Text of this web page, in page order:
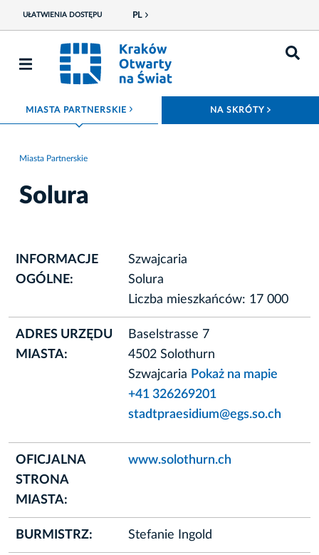
UŁATWIENIA DOSTĘPU PL
MIASTA PARTNERSKIE ROZWIŃ MENU NA SKRÓTY
Miasta Partnerskie
Solura
INFORMACJE
OGÓLNE:
Szwajcaria
Solura
Liczba mieszkańców: 17 000
ADRES URZĘDU
MIASTA:
Baselstrasse 7
4502 Solothurn
Szwajcaria Pokaż na mapie
+41 326269201
stadtpraesidium@egs.so.ch
OFICJALNA
STRONA
MIASTA:
www.solothurn.ch
BURMISTRZ: Stefanie Ingold